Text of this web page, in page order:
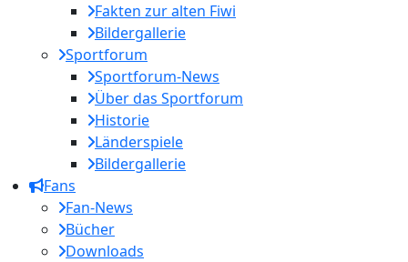
Fakten zur alten Fiwi
Bildergallerie
Sportforum
Sportforum-News
Über das Sportforum
Historie
Länderspiele
Bildergallerie
Fans
Fan-News
Bücher
Downloads